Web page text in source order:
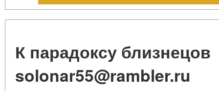
К парадоксу близнецов
solonar55@rambler.ru